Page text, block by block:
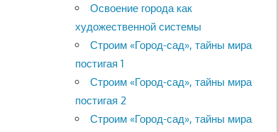
Освоение города как
художественной системы
Строим «Город-сад», тайны мира
постигая 1
Строим «Город-сад», тайны мира
постигая 2
Строим «Город-сад», тайны мира